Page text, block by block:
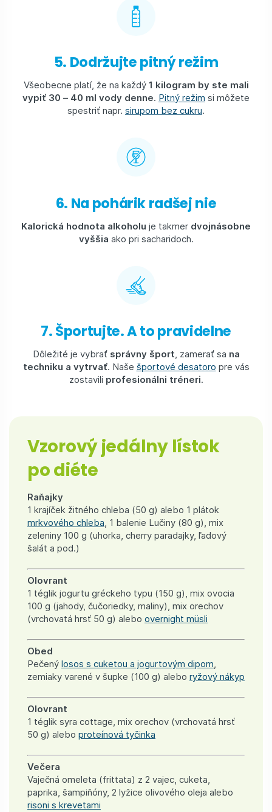
5. Dodržujte pitný režim
Všeobecne platí, že na každý 1 kilogram by ste mali
vypiť 30 – 40 ml vody denne. Pitný režim si môžete
spestriť napr. sirupom bez cukru.
6. Na pohárik radšej nie
Kalorická hodnota alkoholu je takmer dvojnásobne
vyššia ako pri sacharidoch.
7. Športujte. A to pravidelne
Dôležité je vybrať správny šport, zamerať sa na
techniku a vytrvať. Naše športové desatoro pre vás
zostavili profesionálni tréneri.
Vzorový jedálny lístok
po diéte
Raňajky
1 krajíček žitného chleba (50 g) alebo 1 plátok
mrkvového chleba, 1 balenie Lučiny (80 g), mix
zeleniny 100 g (uhorka, cherry paradajky, ľadový
šalát a pod.)
Olovrant
1 téglik jogurtu gréckeho typu (150 g), mix ovocia
100 g (jahody, čučoriedky, maliny), mix orechov
(vrchovatá hrsť 50 g) alebo overnight müsli
Obed
Pečený losos s cuketou a jogurtovým dipom,
zemiaky varené v šupke (100 g) alebo ryžový nákyp
Olovrant
1 téglik syra cottage, mix orechov (vrchovatá hrsť
50 g) alebo proteínová tyčinka
Večera
Vaječná omeleta (frittata) z 2 vajec, cuketa,
paprika, šampiňóny, 2 lyžice olivového oleja alebo
risoni s krevetami